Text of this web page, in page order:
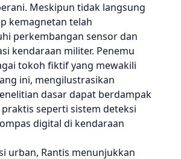
Meskipun tidak langsung
kemagnetan telah
perkembangan sensor dan
kendaraan militer. Penemu
tokoh fiktif yang mewakili
ini, mengilustrasikan
dasar dapat berdampak
seperti sistem deteksi
digital di kendaraan
urban, Rantis menunjukkan